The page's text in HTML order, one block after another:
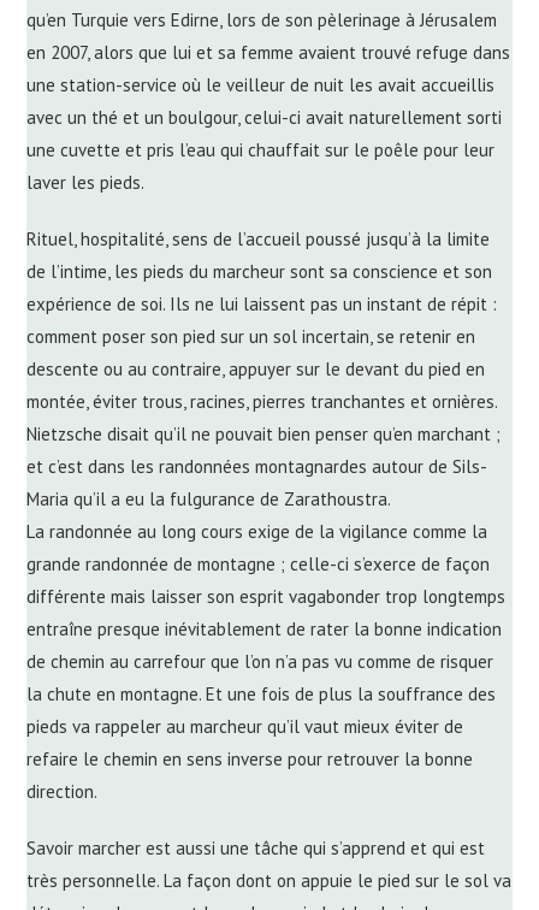
qu’en Turquie vers Edirne, lors de son pèlerinage à Jérusalem
en 2007, alors que lui et sa femme avaient trouvé refuge dans
une station-service où le veilleur de nuit les avait accueillis
avec un thé et un boulgour, celui-ci avait naturellement sorti
une cuvette et pris l’eau qui chauffait sur le poêle pour leur
laver les pieds.
Rituel, hospitalité, sens de l’accueil poussé jusqu’à la limite
de l’intime, les pieds du marcheur sont sa conscience et son
expérience de soi. Ils ne lui laissent pas un instant de répit :
comment poser son pied sur un sol incertain, se retenir en
descente ou au contraire, appuyer sur le devant du pied en
montée, éviter trous, racines, pierres tranchantes et ornières.
Nietzsche disait qu’il ne pouvait bien penser qu’en marchant ;
et c’est dans les randonnées montagnardes autour de Sils-
Maria qu’il a eu la fulgurance de Zarathoustra.
La randonnée au long cours exige de la vigilance comme la
grande randonnée de montagne ; celle-ci s’exerce de façon
différente mais laisser son esprit vagabonder trop longtemps
entraîne presque inévitablement de rater la bonne indication
de chemin au carrefour que l’on n’a pas vu comme de risquer
la chute en montagne. Et une fois de plus la souffrance des
pieds va rappeler au marcheur qu’il vaut mieux éviter de
refaire le chemin en sens inverse pour retrouver la bonne
direction.
Savoir marcher est aussi une tâche qui s’apprend et qui est
très personnelle. La façon dont on appuie le pied sur le sol va